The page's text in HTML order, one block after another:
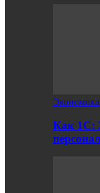
Экономика
Как 1С: